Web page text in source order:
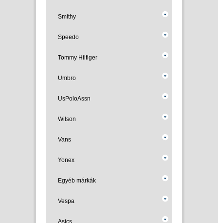
Smithy
Speedo
Tommy Hilfiger
Umbro
UsPoloAssn
Wilson
Vans
Yonex
Egyéb márkák
Vespa
Asics